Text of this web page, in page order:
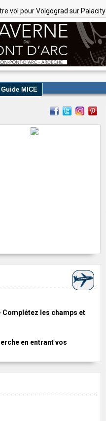
vol pour Volgograd sur Palacity
MICE
Complétez les champs et
en entrant vos